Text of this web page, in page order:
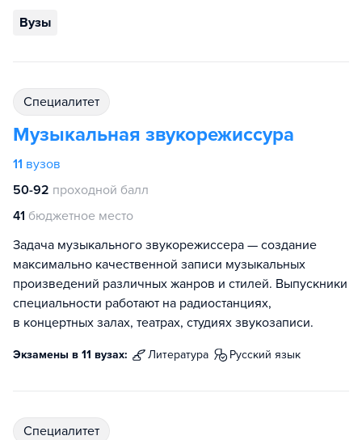
Вузы
специалитет
Музыкальная звукорежиссура
11 вузов
50-92 проходной балл
41 бюджетное место
Задача музыкального звукорежиссера — создание
максимально качественной записи музыкальных
произведений различных жанров и стилей. Выпускники
специальности работают на радиостанциях,
в концертных залах, театрах, студиях звукозаписи.
Экзамены в 11 вузах: литература русский язык
специалитет